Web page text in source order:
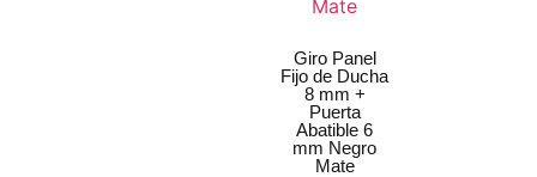
Giro Panel
Fijo de Ducha
8 mm +
Puerta
Abatible 6
mm Negro
Mate